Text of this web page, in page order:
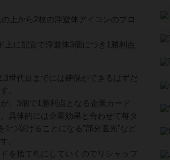
上から2枚の浮遊体アイコンのプロ
上に配置で浮遊体3個につき1勝利点
世代目までには確保ができるはずだ
。
、3個で1勝利点となる企業カード
具体的には企業効果と合わせて毎タ
つ挙げることになる”部分遮光”など
。
を捨て札にしていくのでリシャッフ